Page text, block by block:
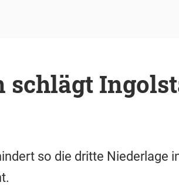
schlägt
so die dritte Niederlage